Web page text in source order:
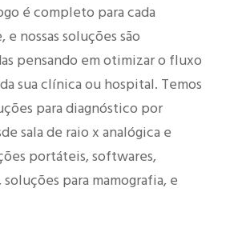
é completo para cada
e nossas soluções são
pensando em otimizar o fluxo
sua clínica ou hospital. Temos
para diagnóstico por
sala de raio x analógica e
portáteis, softwares,
soluções para mamografia, e